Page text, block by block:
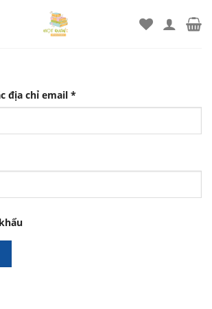
địa chỉ email *